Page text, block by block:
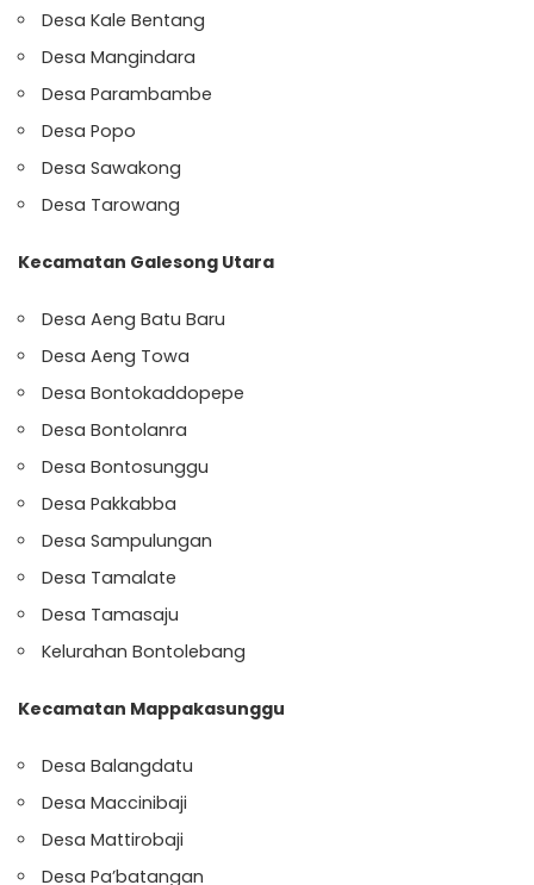
Desa Kale Bentang
Desa Mangindara
Desa Parambambe
Desa Popo
Desa Sawakong
Desa Tarowang
Kecamatan Galesong Utara
Desa Aeng Batu Baru
Desa Aeng Towa
Desa Bontokaddopepe
Desa Bontolanra
Desa Bontosunggu
Desa Pakkabba
Desa Sampulungan
Desa Tamalate
Desa Tamasaju
Kelurahan Bontolebang
Kecamatan Mappakasunggu
Desa Balangdatu
Desa Maccinibaji
Desa Mattirobaji
Desa Pa’batangan